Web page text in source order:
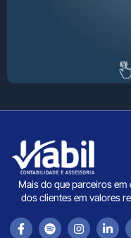
Mais do que parceiros
dos clientes em valores